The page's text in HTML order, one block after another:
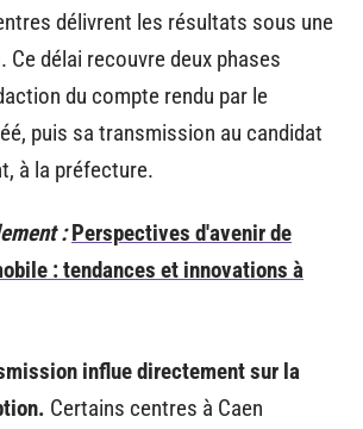
délivrent les résultats sous une
Ce délai recouvre deux phases
du compte rendu par le
puis sa transmission au candidat
à la préfecture.
: Perspectives d'avenir de
: tendances et innovations à
influe directement sur la
Certains centres à Caen